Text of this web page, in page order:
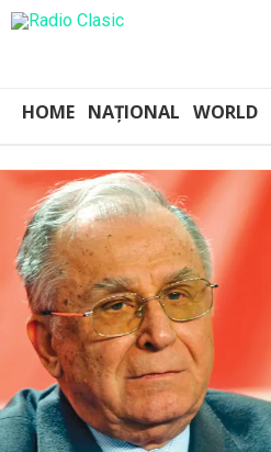
HOME NAȚIONAL WORLD